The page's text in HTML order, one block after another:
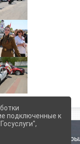
поселения
подключенные к